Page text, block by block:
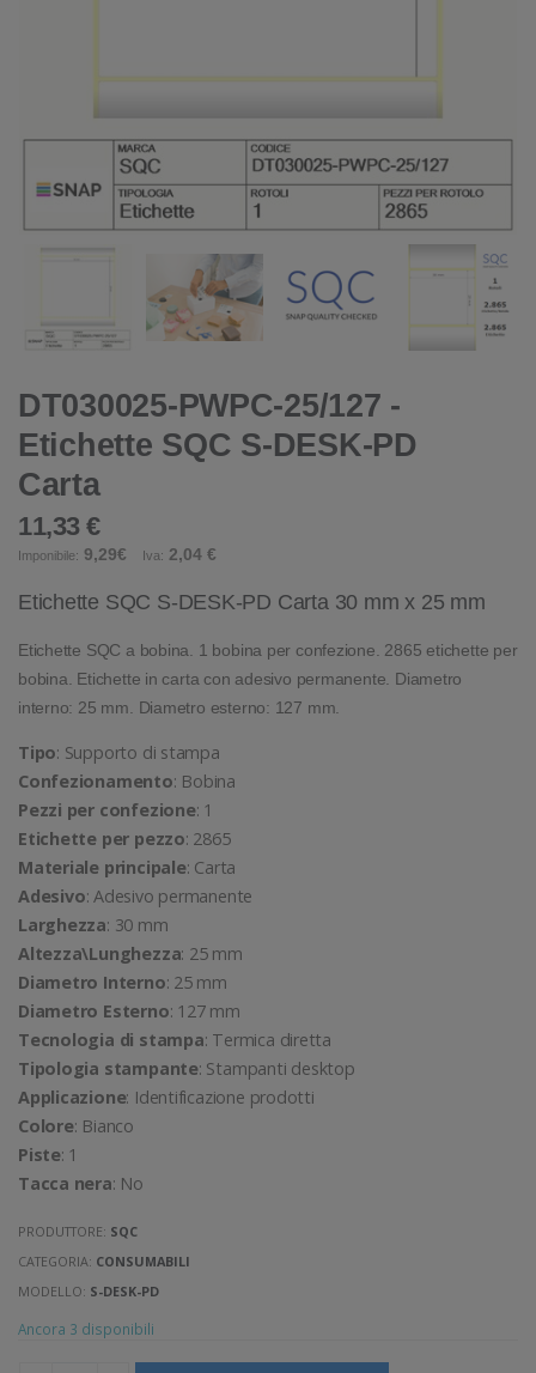
DT030025-PWPC-25/127 -
Etichette SQC S-DESK-PD
Carta
11,33 €
Imponibile: 9,29€ Iva: 2,04 €
Etichette SQC S-DESK-PD Carta 30 mm x 25 mm
Etichette SQC a bobina. 1 bobina per confezione. 2865 etichette per
bobina. Etichette in carta con adesivo permanente. Diametro
interno: 25 mm. Diametro esterno: 127 mm.
Tipo: Supporto di stampa
Confezionamento: Bobina
Pezzi per confezione: 1
Etichette per pezzo: 2865
Materiale principale: Carta
Adesivo: Adesivo permanente
Larghezza: 30 mm
Altezza\Lunghezza: 25 mm
Diametro Interno: 25 mm
Diametro Esterno: 127 mm
Tecnologia di stampa: Termica diretta
Tipologia stampante: Stampanti desktop
Applicazione: Identificazione prodotti
Colore: Bianco
Piste: 1
Tacca nera: No
PRODUTTORE: SQC
CATEGORIA: CONSUMABILI
MODELLO: S-DESK-PD
Ancora 3 disponibili